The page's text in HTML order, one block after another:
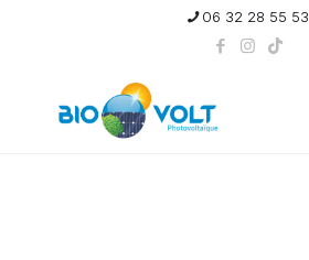
06 32 28 55 53